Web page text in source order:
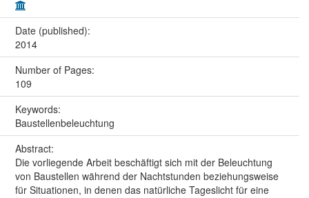
Date (published):
2014
Number of Pages:
109
Keywords:
Baustellenbeleuchtung
Abstract:
Die vorliegende Arbeit beschäftigt sich mit der Beleuchtung
von Baustellen während der Nachtstunden beziehungsweise
für Situationen, in denen das natürliche Tageslicht für eine